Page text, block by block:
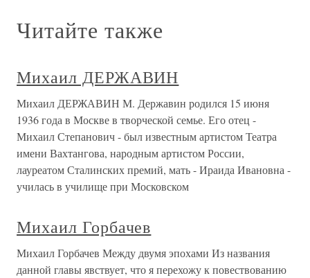
Читайте также
Михаил ДЕРЖАВИН
Михаил ДЕРЖАВИН М. Державин родился 15 июня
1936 года в Москве в творческой семье. Его отец -
Михаил Степанович - был известным артистом Театра
имени Вахтангова, народным артистом России,
лауреатом Сталинских премий, мать - Ираида Ивановна -
училась в училище при Московском
Михаил Горбачев
Михаил Горбачев Между двумя эпохами Из названия
данной главы явствует, что я перехожу к повествованию